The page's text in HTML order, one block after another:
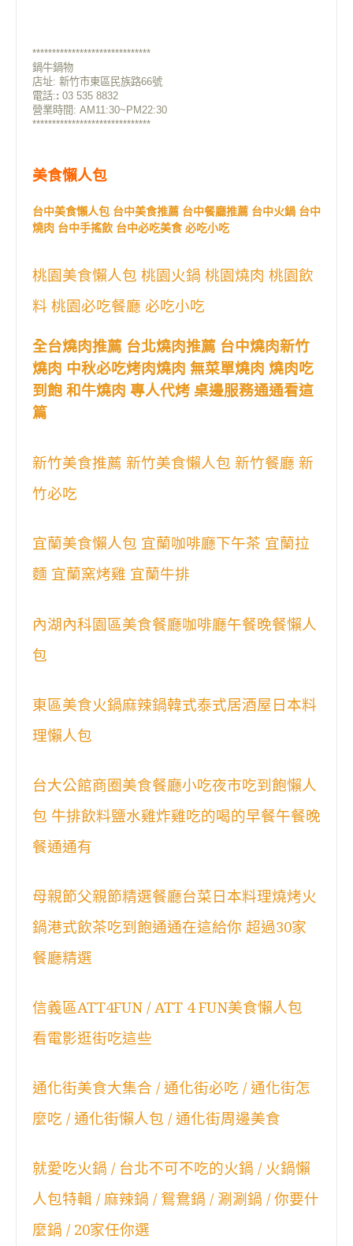
******************************
鍋牛鍋物
店址: 新竹市東區民族路66號
電話:: 03 535 8832
營業時間: AM11:30~PM22:30
******************************
美食懶人包
台中美食懶人包 台中美食推薦 台中餐廳推薦 台中火鍋 台中
燒肉 台中手搖飲 台中必吃美食 必吃小吃
桃園美食懶人包 桃園火鍋 桃園燒肉 桃園飲
料 桃園必吃餐廳 必吃小吃
全台燒肉推薦 台北燒肉推薦 台中燒肉新竹
燒肉 中秋必吃烤肉燒肉 無菜單燒肉 燒肉吃
到飽 和牛燒肉 專人代烤 桌邊服務通通看這
篇
新竹美食推薦 新竹美食懶人包 新竹餐廳 新
竹必吃
宜蘭美食懶人包 宜蘭咖啡廳下午茶 宜蘭拉
麵 宜蘭窯烤雞 宜蘭牛排
內湖內科園區美食餐廳咖啡廳午餐晚餐懶人
包
東區美食火鍋麻辣鍋韓式泰式居酒屋日本料
理懶人包
台大公館商圈美食餐廳小吃夜市吃到飽懶人
包 牛排飲料鹽水雞炸雞吃的喝的早餐午餐晚
餐通通有
母親節父親節精選餐廳台菜日本料理燒烤火
鍋港式飲茶吃到飽通通在這給你 超過30家
餐廳精選
信義區ATT4FUN / ATT 4 FUN美食懶人包
看電影逛街吃這些
通化街美食大集合 / 通化街必吃 / 通化街怎
麼吃 / 通化街懶人包 / 通化街周邊美食
就愛吃火鍋 / 台北不可不吃的火鍋 / 火鍋懶
人包特輯 / 麻辣鍋 / 鴛鴦鍋 / 涮涮鍋 / 你要什
麼鍋 / 20家任你選